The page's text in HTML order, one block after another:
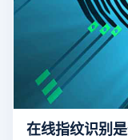
在线指纹识别